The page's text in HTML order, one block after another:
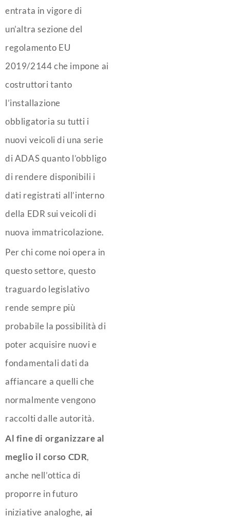
entrata in vigore di
un’altra sezione del
regolamento EU
2019/2144 che impone ai
costruttori tanto
l’installazione
obbligatoria su tutti i
nuovi veicoli di una serie
di ADAS quanto l’obbligo
di rendere disponibili i
dati registrati all’interno
della EDR sui veicoli di
nuova immatricolazione.
Per chi come noi opera in
questo settore, questo
traguardo legislativo
rende sempre più
probabile la possibilità di
poter acquisire nuovi e
fondamentali dati da
affiancare a quelli che
normalmente vengono
raccolti dalle autorità.
Al fine di organizzare al
meglio il corso CDR,
anche nell’ottica di
proporre in futuro
iniziative analoghe, ai